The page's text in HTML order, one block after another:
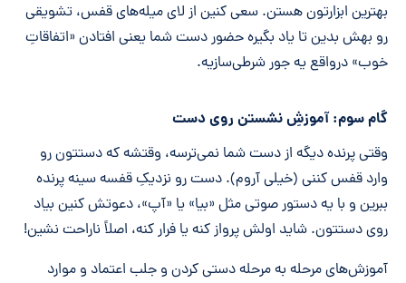
بهترین ابزارتون هستن. سعی کنین از لای میله‌های قفس، تشویقی
رو بهش بدین تا یاد بگیره حضور دست شما یعنی افتادن «اتفاقاتِ
خوب» درواقع یه جور شرطی‌سازیه.
گام سوم: آموزشِ نشستن روی دست
وقتی پرنده دیگه از دست شما نمی‌ترسه، وقتشه که دستتون رو
وارد قفس کننی (خیلی آروم). دست رو نزدیکِ قفسه سینه پرنده
ببرین و با یه دستور صوتی مثل «بیا» یا «آپ»، دعوتش کنین بیاد
روی دستتون. شاید اولش پرواز کنه یا فرار کنه، اصلاً ناراحت نشین!
آموزش‌های مرحله به مرحله دستی کردن و جلب اعتماد و موارد